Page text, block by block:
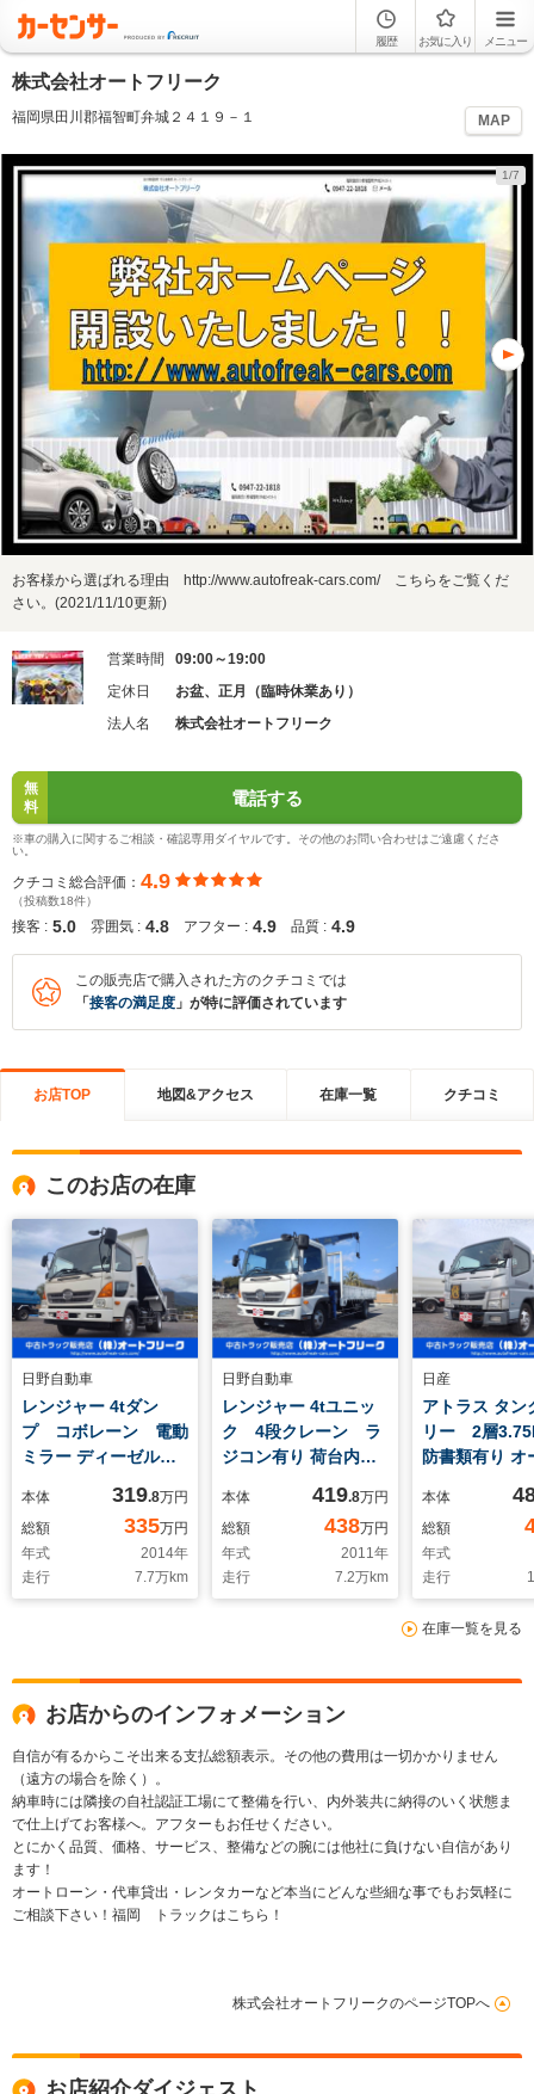
履歴 お気に入り メニュー
株式会社オートフリーク
福岡県田川郡福智町弁城２４１９－１ MAP
1/7
お客様から選ばれる理由 http://www.autofreak-cars.com/ こちらをご覧くだ
さい。(2021/11/10更新)
営業時間
09:00～19:00
定休日
お盆、正月（臨時休業あり）
法人名
株式会社オートフリーク
無
料
電話する
※車の購入に関するご相談・確認専用ダイヤルです。その他のお問い合わせはご遠慮くださ
い。
クチコミ総合評価： 4.9
（投稿数18件）
接客 : 5.0 雰囲気 : 4.8 アフター : 4.9 品質 : 4.9
この販売店で購入された方のクチコミでは
「 接客の満足度 」が特に評価されています
お店TOP 地図&アクセス 在庫一覧 クチコミ
このお店の在庫
日野自動車
レンジャー 4tダン
プ コボレーン 電動
ミラー ディーゼルタ
本体 319.8万円
総額
335万円
年式
2014年
走行
7.7万km
日野自動車
レンジャー 4tユニッ
ク 4段クレーン ラ
ジコン有り 荷台内寸
量2750kg タダノ
本体 419.8万円
総額
438万円
年式
2011年
走行
7.2万km
日産
アトラス タン
リー 2層
防書類有り オ
道発進補助装
計 ホースリ
ンク容量
本体
総額
年式
走行
在庫一覧を見る
お店からのインフォメーション
自信が有るからこそ出来る支払総額表示。その他の費用は一切かかりません
（遠方の場合を除く）。
納車時には隣接の自社認証工場にて整備を行い、内外装共に納得のいく状態ま
で仕上げてお客様へ。アフターもお任せください。
とにかく品質、価格、サービス、整備などの腕には他社に負けない自信があり
ます！
オートローン・代車貸出・レンタカーなど本当にどんな些細な事でもお気軽に
ご相談下さい！福岡 トラックはこちら！
株式会社オートフリークのページTOPへ